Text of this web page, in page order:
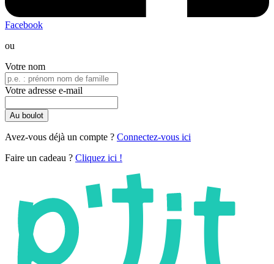
Facebook
ou
Votre nom
Votre adresse e-mail
Au boulot
Avez-vous déjà un compte ? Connectez-vous ici
Faire un cadeau ? Cliquez ici !